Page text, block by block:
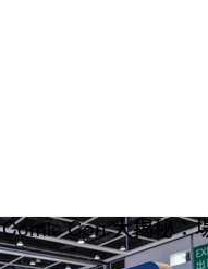
Con 大揭秘：